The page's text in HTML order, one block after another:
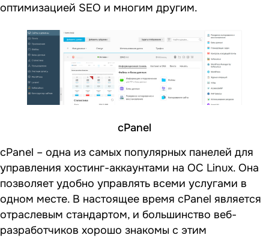
оптимизацией SEO и многим другим.
cPanel
cPanel – одна из самых популярных панелей для
управления хостинг-аккаунтами на ОС Linux. Она
позволяет удобно управлять всеми услугами в
одном месте. В настоящее время cPanel является
отраслевым стандартом, и большинство веб-
разработчиков хорошо знакомы с этим